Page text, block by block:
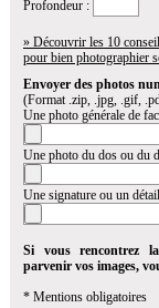
Profondeur :
» Découvrir les 10
pour bien photographier
Envoyer des photos
(Format .zip, .jpg, .gif,
Une photo générale de
Une photo du dos ou du
Une signature ou un
Si vous rencontrez
parvenir vos images,
* Mentions obligatoires